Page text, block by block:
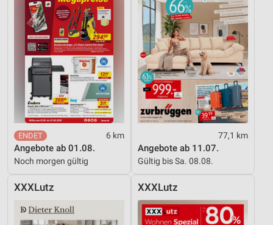
6 km
Angebote ab 01.08.
Noch morgen gültig
77,1 km
Angebote ab 11.07.
Gültig bis Sa. 08.08.
XXXLutz XXXLutz